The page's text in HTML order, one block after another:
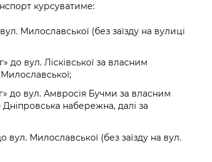
та
міста
Іноземцям / For
foreigners
Проекти
правових та
курсуватиме:
Милославської (без заїзду на вулиці
до вул. Лісківської за власним
до вул. Амвросія Бучми за власним
набережна, далі за
вул. Милославської (без заїзду на вул.